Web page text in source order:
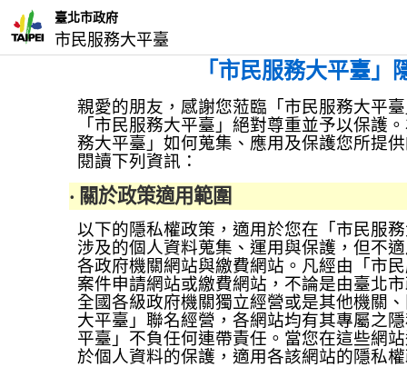
臺北市政府
市民服務大平臺
「市民服務大平臺」
親愛的朋友，感謝您蒞臨「市民服務大平
「市民服務大平臺」絕對尊重並予以保護
務大平臺」如何蒐集、應用及保護您所提
閱讀下列資訊：
‧ 關於政策適用範圍
以下的隱私權政策，適用於您在「市民服
涉及的個人資料蒐集、運用與保護，但不
各政府機關網站與繳費網站。凡經由「市
案件申請網站或繳費網站，不論是由臺北
全國各級政府機關獨立經營或是其他機關
大平臺」聯名經營，各網站均有其專屬之
平臺」不負任何連帶責任。當您在這些網
於個人資料的保護，適用各該網站的隱私